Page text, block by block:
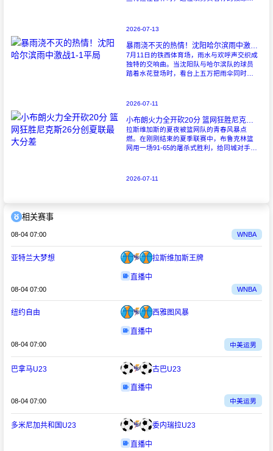
2026-07-13
暴雨浇不灭的热情！沈阳哈尔滨雨中激战1-1平局
7月11日的铁西体育场，雨水与欢呼声交织成
独特的交响曲。当沈阳队与哈尔滨队的球员
踏着水花登场时，看台上五万把雨伞同时收
2026-07-11
小布朗火力全开砍20分 篮网狂胜尼克斯26分创夏联最大分差
拉斯维加斯的夏夜被篮网队的青春风暴点
燃。在刚刚结束的夏季联赛中，布鲁克林篮
网用一场91-65的屠杀式胜利，给同城对手尼
2026-07-11
相关赛事
08-04 07:00 WNBA
亚特兰大梦想 拉斯维加斯王牌
直播中
08-04 07:00 WNBA
纽约自由 西雅图风暴
直播中
08-04 07:00 中美运男
巴拿马U23 古巴U23
直播中
08-04 07:00 中美运男
多米尼加共和国U23 委内瑞拉U23
直播中